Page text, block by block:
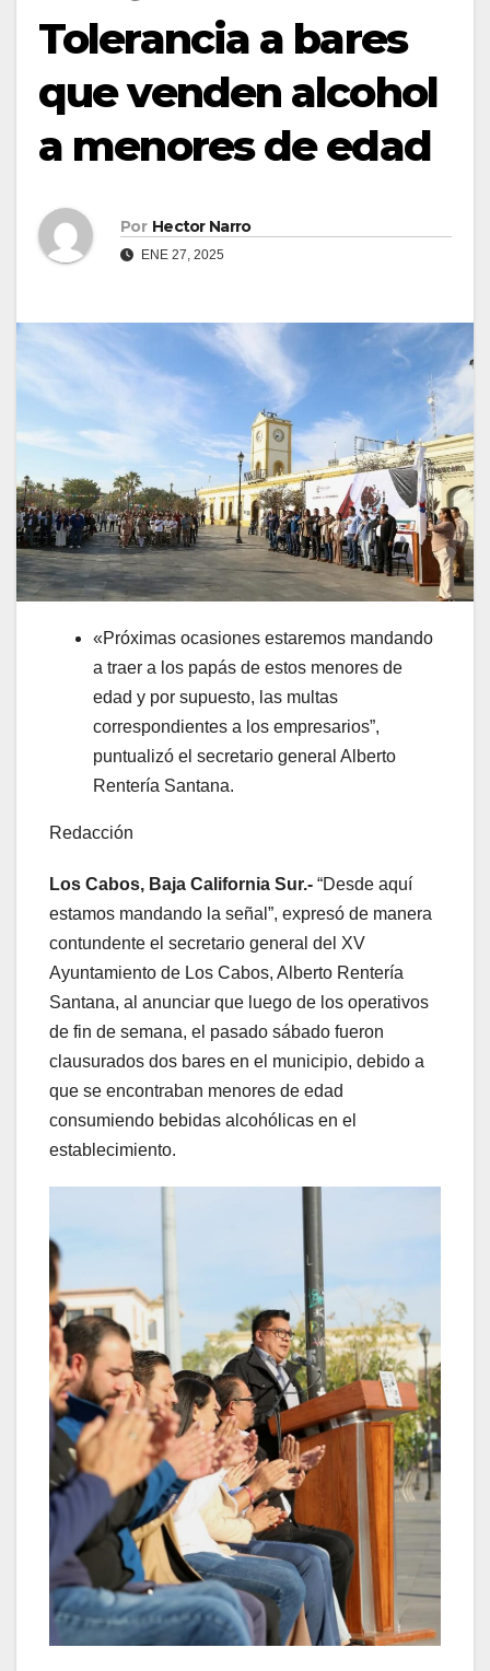
Tolerancia a bares
que venden alcohol
a menores de edad
Por Hector Narro
ENE 27, 2025
«Próximas ocasiones estaremos mandando
a traer a los papás de estos menores de
edad y por supuesto, las multas
correspondientes a los empresarios”,
puntualizó el secretario general Alberto
Rentería Santana.
Redacción
Los Cabos, Baja California Sur.- “Desde aquí
estamos mandando la señal”, expresó de manera
contundente el secretario general del XV
Ayuntamiento de Los Cabos, Alberto Rentería
Santana, al anunciar que luego de los operativos
de fin de semana, el pasado sábado fueron
clausurados dos bares en el municipio, debido a
que se encontraban menores de edad
consumiendo bebidas alcohólicas en el
establecimiento.